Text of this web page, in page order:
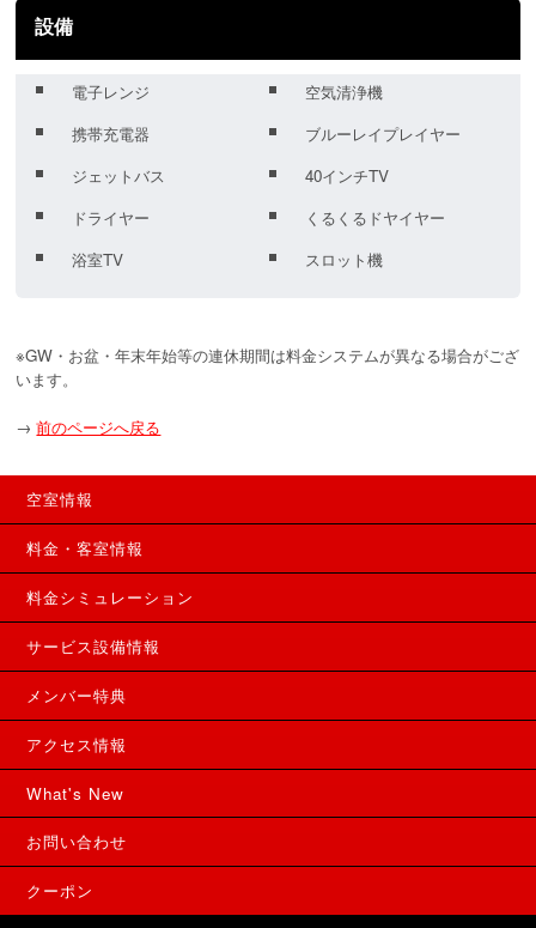
設備
電子レンジ
空気清浄機
携帯充電器
ブルーレイプレイヤー
ジェットバス
40インチTV
ドライヤー
くるくるドヤイヤー
浴室TV
スロット機
※GW・お盆・年末年始等の連休期間は料金システムが異なる場合がござ
います。
→ 前のページへ戻る
空室情報
料金・客室情報
料金シミュレーション
サービス設備情報
メンバー特典
アクセス情報
What's New
お問い合わせ
クーポン